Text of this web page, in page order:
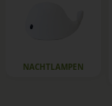
NACHTLAMPEN